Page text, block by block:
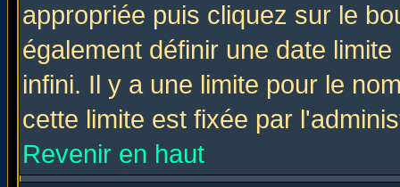
appropriée puis cliquez sur le
également définir une date
infini. Il y a une limite pour le
cette limite est fixée par
Revenir en haut